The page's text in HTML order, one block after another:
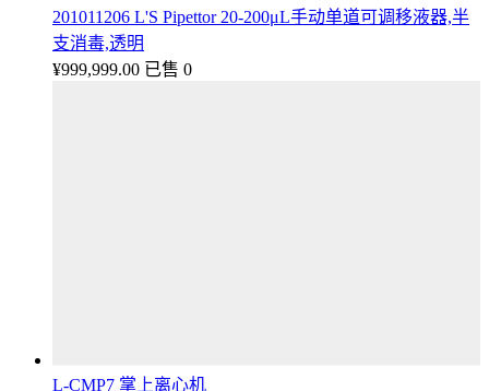
201011206 L'S Pipettor 20-200μL手动单道可调移液器,半
支消毒,透明
¥999,999.00 已售 0
L-CMP7 掌上离心机